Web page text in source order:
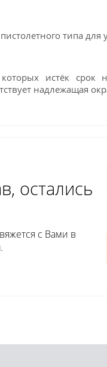
типа
истёк срок
надлежащая
остались
с Вами в